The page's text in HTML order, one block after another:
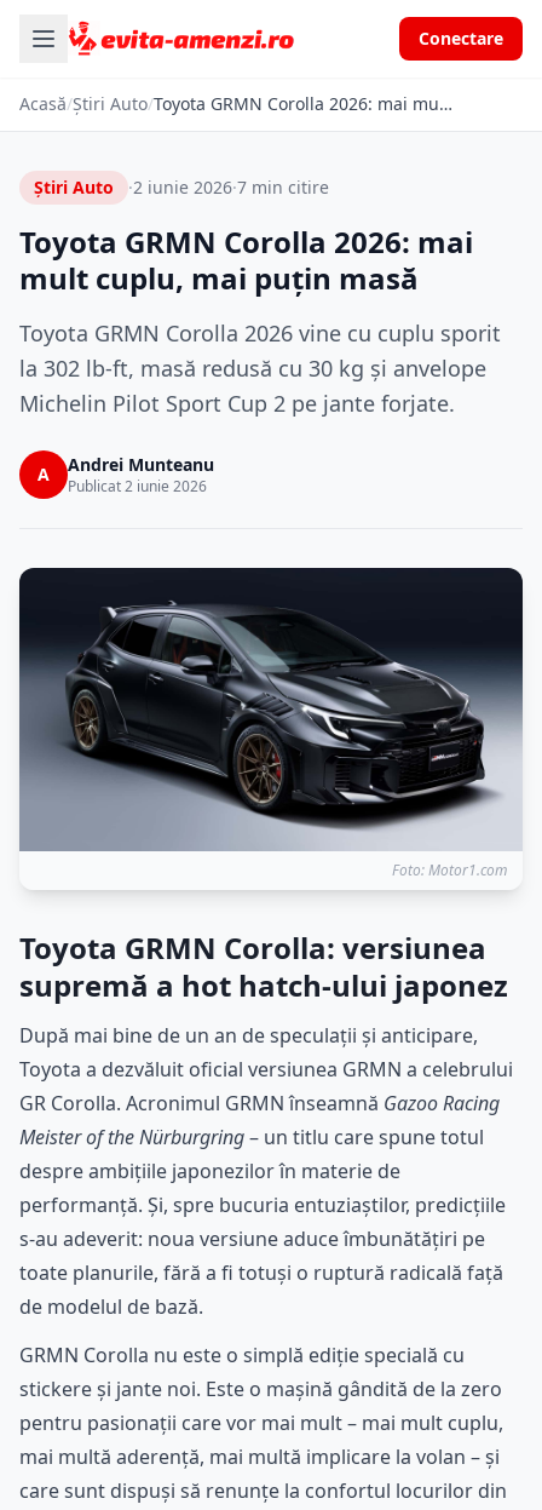
Conectare
Acasă/Știri Auto/ Toyota GRMN Corolla 2026: mai mult cuplu, mai puțin masă
Știri Auto ·2 iunie 2026·7 min citire
Toyota GRMN Corolla 2026: mai
mult cuplu, mai puțin masă
Toyota GRMN Corolla 2026 vine cu cuplu sporit
la 302 lb-ft, masă redusă cu 30 kg și anvelope
Michelin Pilot Sport Cup 2 pe jante forjate.
A Andrei Munteanu
Publicat 2 iunie 2026
Foto: Motor1.com
Toyota GRMN Corolla: versiunea
supremă a hot hatch-ului japonez
După mai bine de un an de speculații și anticipare,
Toyota a dezvăluit oficial versiunea GRMN a celebrului
GR Corolla. Acronimul GRMN înseamnă Gazoo Racing
Meister of the Nürburgring– un titlu care spune totul
despre ambițiile japonezilor în materie de
performanță. Și, spre bucuria entuziaștilor, predicțiile
s-au adeverit: noua versiune aduce îmbunătățiri pe
toate planurile, fără a fi totuși o ruptură radicală față
de modelul de bază.
GRMN Corolla nu este o simplă ediție specială cu
stickere și jante noi. Este o mașină gândită de la zero
pentru pasionații care vor mai mult – mai mult cuplu,
mai multă aderență, mai multă implicare la volan – și
care sunt dispuși să renunțe la confortul locurilor din